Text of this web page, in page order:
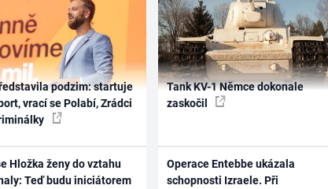
podzim: startuje
vrací se Polabí, Zrádci
Hložka ženy do vztahu
Teď budu iniciátorem
Tank KV-1 Němce dokonale
zaskočil
Operace Entebbe ukázala
schopnosti Izraele. Při